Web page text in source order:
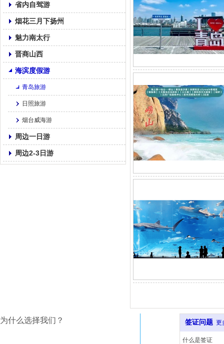
省内自驾游
烟花三月下扬州
魅力南太行
晋商山西
海滨度假游
青岛旅游
日照旅游
烟台威海游
周边一日游
周边2-3日游
签证问题 更
什么是签证
为什么选择我们？